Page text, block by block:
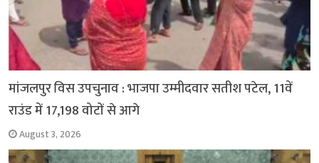
मांजलपुर विस उपचुनाव : भाजपा उम्मीदवार सतीश पटेल, 11वें
राउंड में 17,198 वोटों से आगे
August 3, 2026